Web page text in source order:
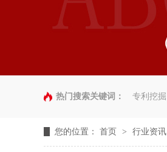
热门搜索关键词： 专利挖掘
您的位置： 首页 > 行业资讯